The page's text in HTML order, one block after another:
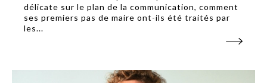
délicate sur le plan de la communication, comment
ses premiers pas de maire ont-ils été traités par
les...